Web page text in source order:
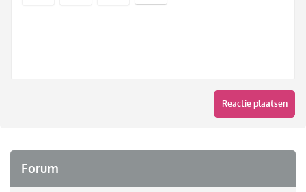
Reactie plaatsen
Forum